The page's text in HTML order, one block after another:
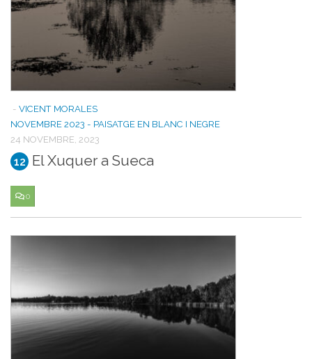
- VICENT MORALES
NOVEMBRE 2023 - PAISATGE EN BLANC I NEGRE
24 NOVEMBRE, 2023
12 El Xuquer a Sueca
0